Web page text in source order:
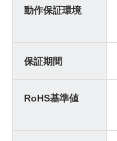
動作保証環境
保証期間
RoHS基準値